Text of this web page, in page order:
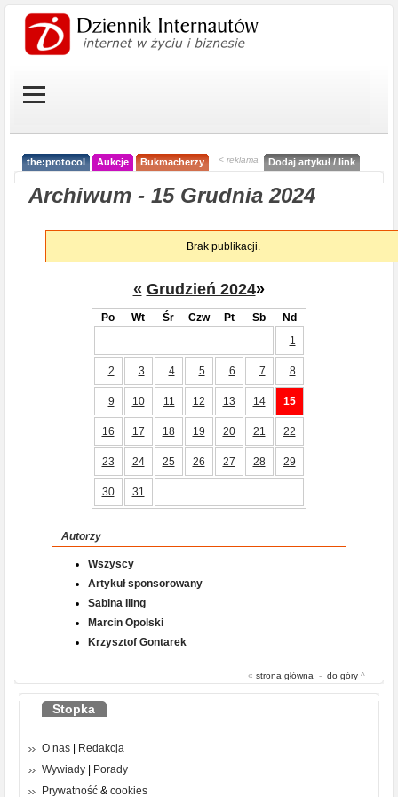
the:protocol Aukcje Bukmacherzy < reklama Dodaj artykuł / link
Archiwum - 15 Grudnia 2024
Brak publikacji.
« Grudzień 2024»
Po Wt Śr Czw Pt Sb
Nd
1
2 3 4 5 6 7 8
9 10 11 12 13 14 15
16 17 18 19 20 21 22
23 24 25 26 27 28 29
30 31
Autorzy
Wszyscy
Artykuł sponsorowany
Sabina Iling
Marcin Opolski
Krzysztof Gontarek
« strona główna - do góry ^
Stopka
O nas
Redakcja
Wywiady
Porady
Prywatność & cookies